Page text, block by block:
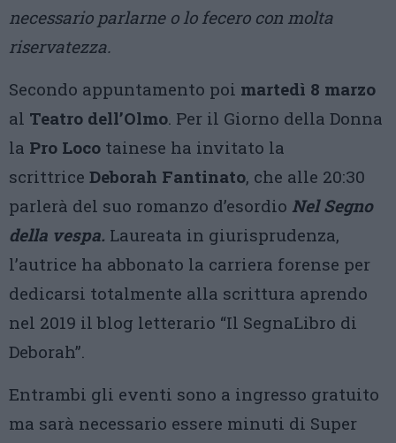
necessario parlarne o lo fecero con molta
riservatezza.
Secondo appuntamento poi martedì 8 marzo
al Teatro dell’Olmo. Per il Giorno della Donna
la Pro Loco tainese ha invitato la
scrittrice Deborah Fantinato, che alle 20:30
parlerà del suo romanzo d’esordio Nel Segno
della vespa. Laureata in giurisprudenza,
l’autrice ha abbonato la carriera forense per
dedicarsi totalmente alla scrittura aprendo
nel 2019 il blog letterario “Il SegnaLibro di
Deborah”.
Entrambi gli eventi sono a ingresso gratuito
ma sarà necessario essere minuti di Super